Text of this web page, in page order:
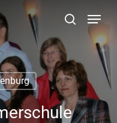
suchen
Menu